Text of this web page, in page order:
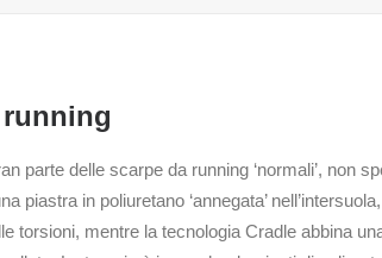
running
parte delle scarpe da running ‘normali’, non
piastra in poliuretano ‘annegata’
torsioni, mentre la tecnologia Cradle abbina